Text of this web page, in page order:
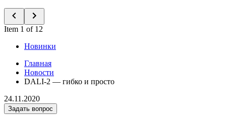
Item 1 of 12
Новинки
Главная
Новости
DALI-2 — гибко и просто
24.11.2020
Задать вопрос